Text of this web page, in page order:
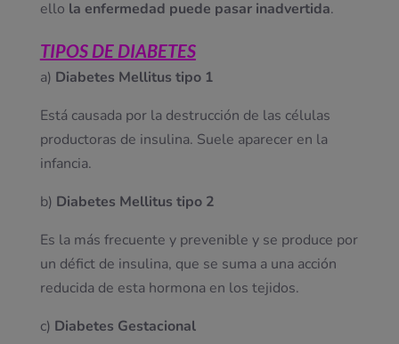
ello la enfermedad puede pasar inadvertida.
TIPOS DE DIABETES
a) Diabetes Mellitus tipo 1
Está causada por la destrucción de las células
productoras de insulina. Suele aparecer en la
infancia.
b) Diabetes Mellitus tipo 2
Es la más frecuente y prevenible y se produce por
un défict de insulina, que se suma a una acción
reducida de esta hormona en los tejidos.
c) Diabetes Gestacional